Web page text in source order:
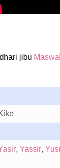
jibu
, Yassir,